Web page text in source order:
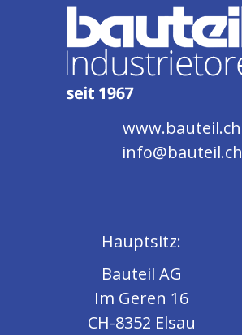
www.bauteil.ch
info@bauteil.ch
Hauptsitz:
Bauteil AG
Im Geren 16
CH-8352 Elsau